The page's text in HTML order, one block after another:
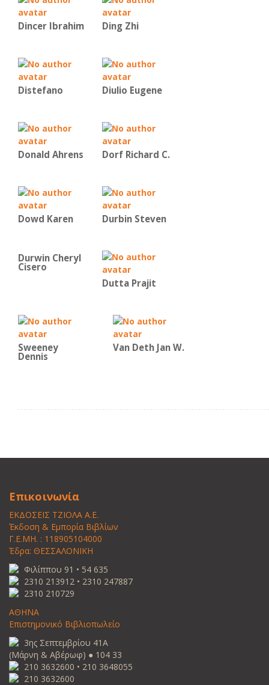
Dincer Ibrahim Ding Zhi
Distefano Diulio Eugene
Donald Ahrens Dorf Richard C.
Dowd Karen Durbin Steven
Durwin Cheryl
Cisero
Dutta Prajit
Sweeney
Dennis
Van Deth Jan W.
Επικοινωνία
ΕΚΔΟΣΕΙΣ ΤΖΙΟΛΑ Α.Ε.
Έκδοση & Εμπορία Βιβλίων
Γ.Ε.ΜΗ. : 118905104000
Έδρα: ΘΕΣΣΑΛΟΝΙΚΗ
Φιλίππου 91 • 54 635
2310 213912 • 2310 247887
2310 210729
ΑΘΗΝΑ
Επιστημονικό Βιβλιοπωλείο
3ης Σεπτεμβρίου 41Α
(Μάρνη & Αβέρωφ) ● 104 33
210 3632600 • 210 3648055
210 3632600